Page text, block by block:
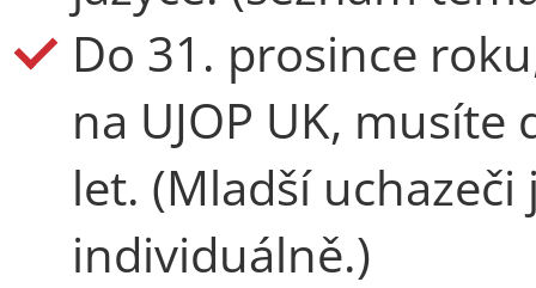
Do 31. prosince
na UJOP UK,
let. (Mladší
individuálně.)